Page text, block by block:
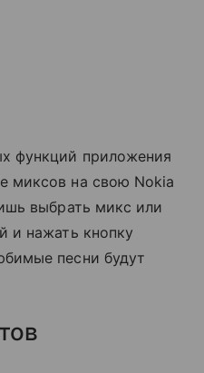
функций приложения
миксов на свою Nokia
выбрать микс или
и нажать кнопку
песни будут